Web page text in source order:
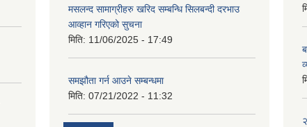
मसलन्द सामाग्रीहरु खरिद सम्बन्धि सिलबन्दी दरभाउ
आव्हान गरिएको सुचना
मिति: 11/06/2025 - 17:49
समझौता गर्न आउने सम्बन्धमा
मिति: 07/21/2022 - 11:32